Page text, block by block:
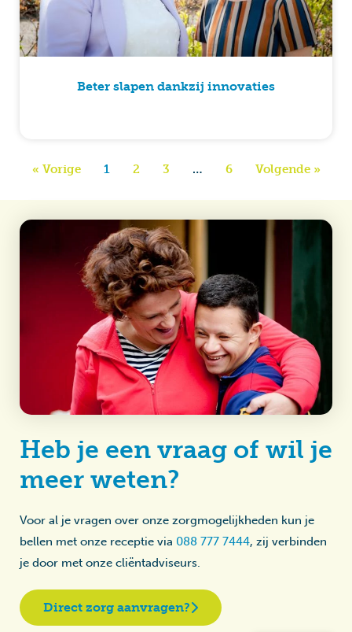
Beter slapen dankzij innovaties
« Vorige 1 2 3 … 6 Volgende »
Heb je een vraag of wil je
meer weten?
Voor al je vragen over onze zorgmogelijkheden kun je
bellen met onze receptie via 088 777 7444, zij verbinden
je door met onze cliëntadviseurs.
Direct zorg aanvragen?